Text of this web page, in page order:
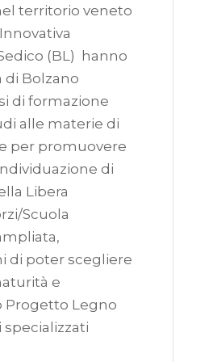
territorio veneto
(BL) hanno
Bolzano
di formazione
alle materie di
per promuovere
di
Libera
Scuola
di poter scegliere
e
Progetto Legno